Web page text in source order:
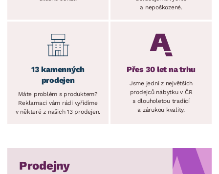
a nepoškozené.
13 kamenných
prodejen
Máte problém s produktem?
Reklamaci vám rádi vyřídíme
v některé z našich 13 prodejen.
Přes 30 let na trhu
Jsme jedni z největších
prodejců nábytku v ČR
s dlouholetou tradicí
a zárukou kvality.
Prodejny